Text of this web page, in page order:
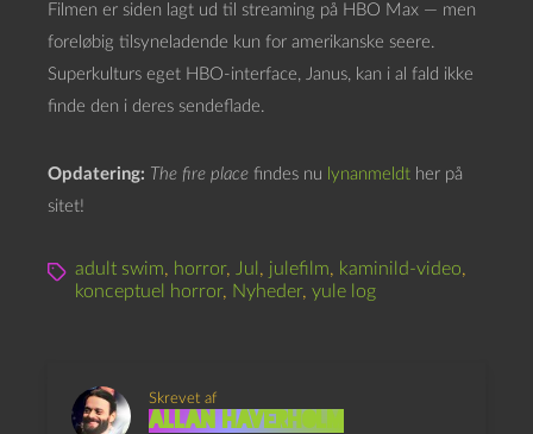
Filmen er siden lagt ud til streaming på HBO Max — men
foreløbig tilsyneladende kun for amerikanske seere.
Superkulturs eget HBO-interface, Janus, kan i al fald ikke
finde den i deres sendeflade.
Opdatering: The fire place findes nu lynanmeldt her på
sitet!
adult swim, horror, Jul , julefilm, kaminild-video,
konceptuel horror, Nyheder, yule log
Skrevet af
Allan Haverholm